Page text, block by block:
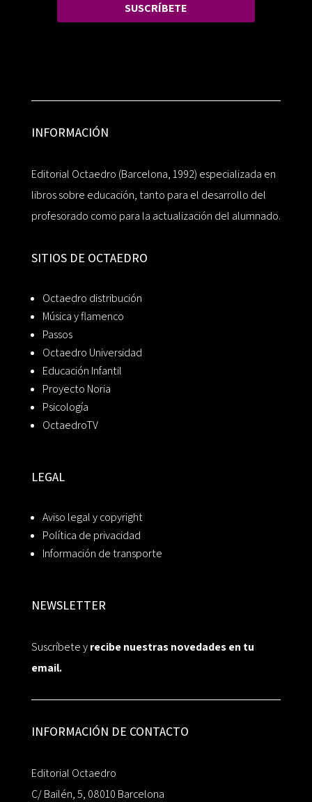
SUSCRÍBETE
INFORMACIÓN
Editorial Octaedro (Barcelona, 1992) especializada en
libros sobre educación, tanto para el desarrollo del
profesorado como para la actualización del alumnado.
SITIOS DE OCTAEDRO
Octaedro distribución
Música y flamenco
Passos
Octaedro Universidad
Educación Infantil
Proyecto Noria
Psicología
OctaedroTV
LEGAL
Aviso legal y copyright
Política de privacidad
Información de transporte
NEWSLETTER
Suscríbete yrecibe nuestras novedades en tu
email.
INFORMACIÓN DE CONTACTO
Editorial Octaedro
C/ Bailén, 5, 08010 Barcelona